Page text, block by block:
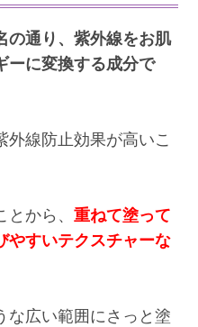
の通り、紫外線をお肌
ーに変換する成分で
外線防止効果が高いこ
から、 重ねて塗って
やすいテクスチャーな
な広い範囲にさっと塗